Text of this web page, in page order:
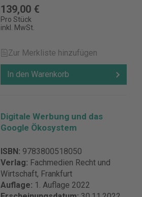
139,00 €
Pro Stück
inkl. MwSt.
Zur Merkliste hinzufügen
In den Warenkorb
Digitale Werbung und das
Google Ökosystem
ISBN: 9783800518050
Verlag: Fachmedien Recht und
Wirtschaft, Frankfurt
Auflage: 1. Auflage 2022